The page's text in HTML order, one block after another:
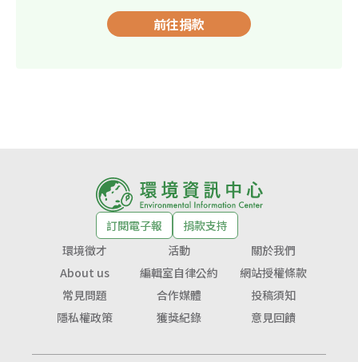
前往捐款
訂閱電子報
捐款支持
環境徵才
活動
關於我們
About us
編輯室自律公約
網站授權條款
常見問題
合作媒體
投稿須知
隱私權政策
獲獎紀錄 意見回饋